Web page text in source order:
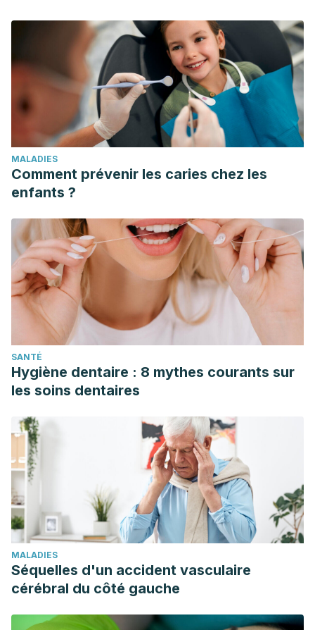
MALADIES
Comment prévenir les caries chez les
enfants ?
SANTÉ
Hygiène dentaire : 8 mythes courants sur
les soins dentaires
MALADIES
Séquelles d'un accident vasculaire
cérébral du côté gauche